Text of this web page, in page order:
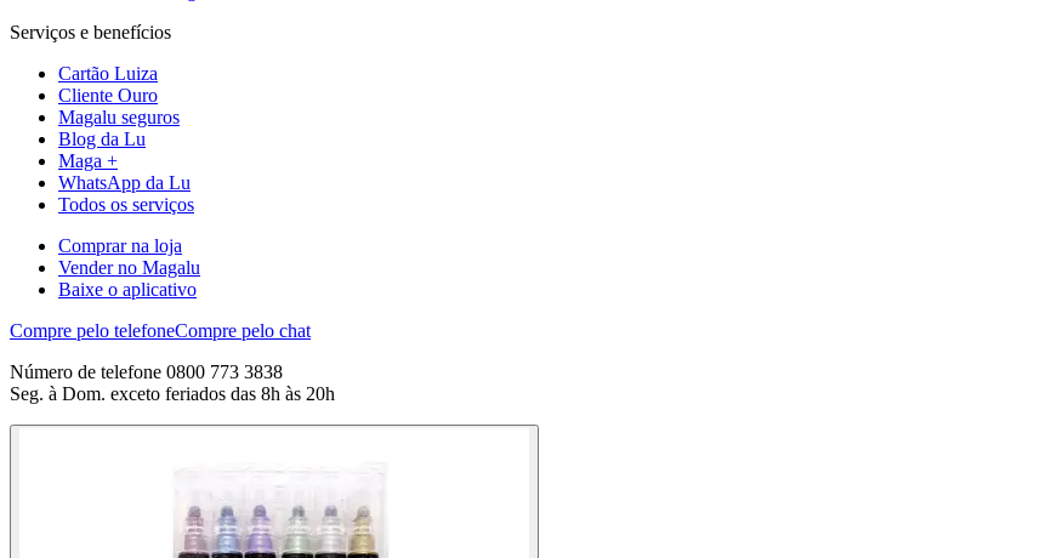
Serviços e benefícios
Cartão Luiza
Cliente Ouro
Magalu seguros
Blog da Lu
Maga +
WhatsApp da Lu
Todos os serviços
Comprar na loja
Vender no Magalu
Baixe o aplicativo
Compre pelo telefoneCompre pelo chat
Número de telefone 0800 773 3838
Seg. à Dom. exceto feriados das 8h às 20h